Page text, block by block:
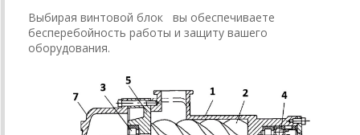
Выбирая винтовой блок вы обеспечиваете
бесперебойность работы и защиту вашего
оборудования.